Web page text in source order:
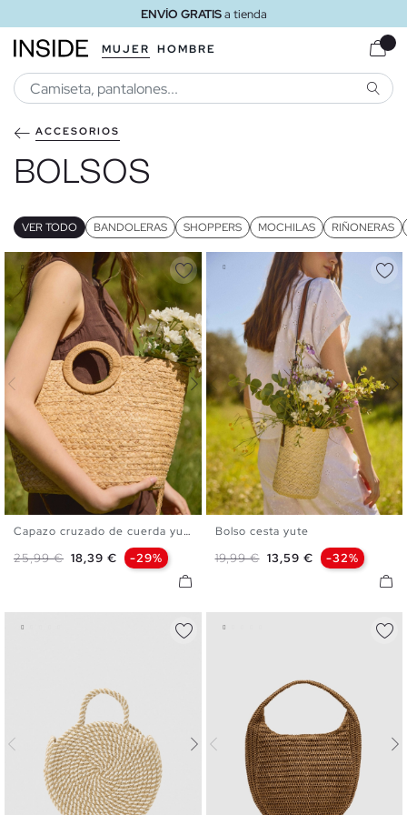
ENVÍO GRATISa tienda
MUJER HOMBRE
ACCESORIOS
BOLSOS
VER TODO BANDOLERAS SHOPPERS MOCHILAS RIÑONERAS
Capazo cruzado de cuerda yute
Precio base
25,99 € Precio
18,39 € -29%
Bolso cesta yute
Precio base
19,99 € Precio
13,59 € -32%